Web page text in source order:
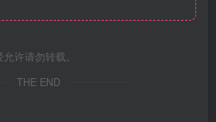
许请勿转载。
THE END